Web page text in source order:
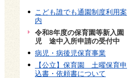
こども誰でも通園制度利用案
内
令和8年度の保育園等新入園
児 途中入所申請の受付中
病児・病後児保育事業
【公立】保育園 土曜保育申
込書・依頼書について